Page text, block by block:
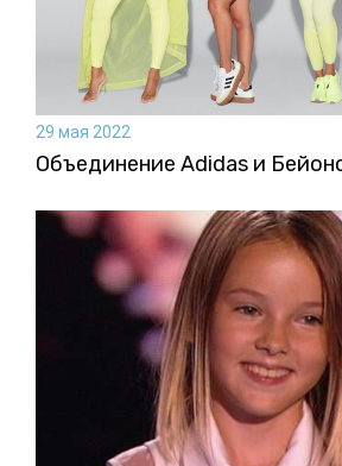
29 мая 2022
Объединение Adidas и